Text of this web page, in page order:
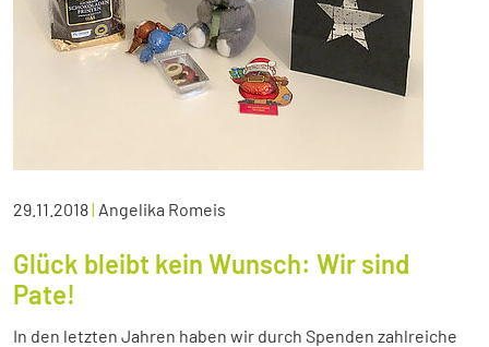
29.11.2018| Angelika Romeis
Glück bleibt kein Wunsch: Wir sind
Pate!
In den letzten Jahren haben wir durch Spenden zahlreiche